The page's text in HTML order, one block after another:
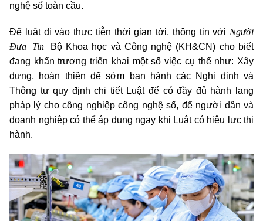
nghệ số toàn cầu.
Để luật đi vào thực tiễn thời gian tới, thông tin với Người
Đưa Tin
Bộ Khoa học và Công nghệ (KH&CN) cho biết
đang khẩn trương triển khai một số việc cụ thể như: Xây
dựng, hoàn thiện để sớm ban hành các Nghị định và
Thông tư quy định chi tiết Luật để có đầy đủ hành lang
pháp lý cho công nghiệp công nghệ số, để người dân và
doanh nghiệp có thể áp dụng ngay khi Luật có hiệu lực thi
hành.